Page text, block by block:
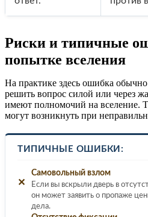
Риски и типичные
попытке вселения
На практике здесь ошибка
решить вопрос силой или через
имеют полномочий на вселение.
могут возникнуть при
ТИПИЧНЫЕ ОШИБКИ:
✕
Самовольный взлом
Если вы вскрыли дверь в
он может заявить о пропаже
дела.